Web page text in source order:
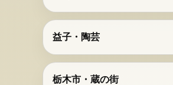
益子・陶芸
栃木市・蔵の街